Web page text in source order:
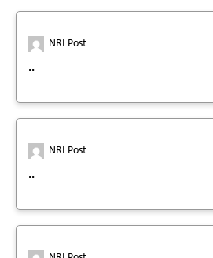
NRI Post
..
NRI Post
..